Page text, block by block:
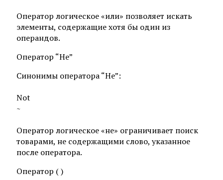
Оператор логическое «или» позволяет искать
элементы, содержащие хотя бы один из
операндов.
Оператор “Не”
Синонимы оператора “Не”:
Not
~
Оператор логическое «не» ограничивает поиск
товарами, не содержащими слово, указанное
после оператора.
Оператор ( )